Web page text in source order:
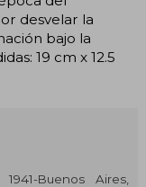
desvelar la
bajo la
19 cm x 12.5
Buenos Aires,